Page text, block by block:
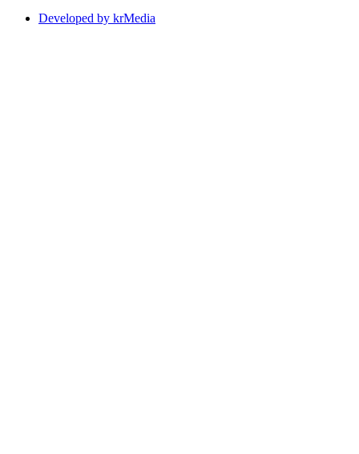
Developed by krMedia